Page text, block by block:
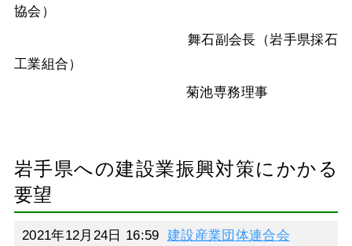
協会）
舞石副会長（岩手県採石
工業組合）
菊池専務理事
岩手県への建設業振興対策にかかる
要望
2021年12月24日 16:59 建設産業団体連合会